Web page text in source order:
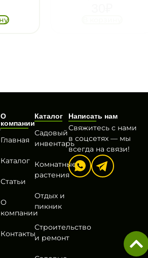
О
компании
Главная
Каталог
Статьи
О
компании
Контакты
Каталог
Садовый
инвентарь
Комнатные
растения
Отдых и
пикник
Строительство
и ремонт
Написать нам
Свяжитесь с нами
в соцсетях — мы
всегда на связи!